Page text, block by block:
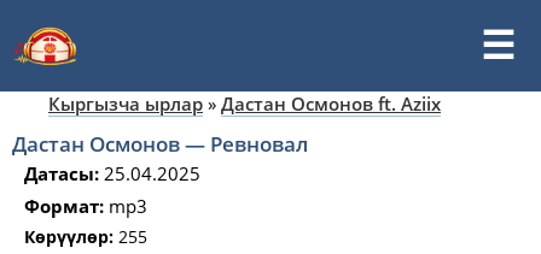
Кыргызча ырлар » Дастан Осмонов ft. Aziix
Дастан Осмонов — Ревновал
Датасы: 25.04.2025
Формат: mp3
Көрүүлөр: 255